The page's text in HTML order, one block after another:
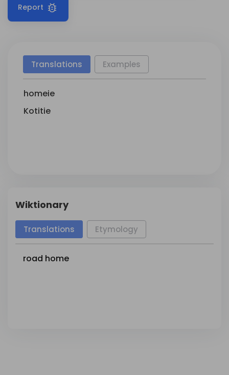
Report
Translations Examples
homeie
Kotitie
Wiktionary
Translations Etymology
road home